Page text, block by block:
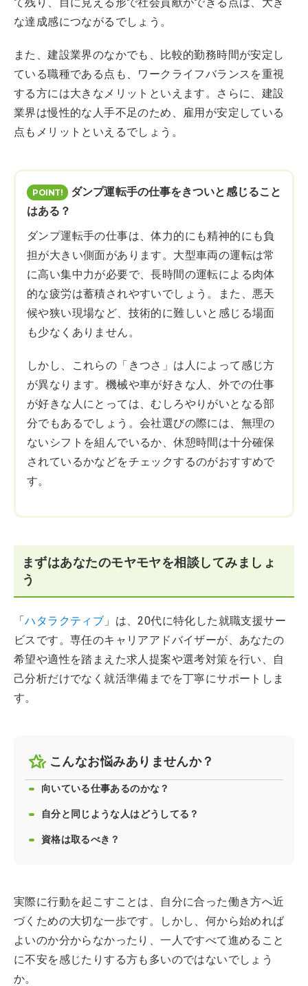
な達成感につながるでしょう。
また、建設業界のなかでも、比較的勤務時間が安定し
ている職種である点も、ワークライフバランスを重視
する方には大きなメリットといえます。さらに、建設
業界は慢性的な人手不足のため、雇用が安定している
点もメリットといえるでしょう。
ダンプ運転手の仕事をきついと感じること
はある？
ダンプ運転手の仕事は、体力的にも精神的にも負
担が大きい側面があります。大型車両の運転は常
に高い集中力が必要で、長時間の運転による肉体
的な疲労は蓄積されやすいでしょう。また、悪天
候や狭い現場など、技術的に難しいと感じる場面
も少なくありません。
しかし、これらの「きつさ」は人によって感じ方
が異なります。機械や車が好きな人、外での仕事
が好きな人にとっては、むしろやりがいとなる部
分でもあるでしょう。会社選びの際には、無理の
ないシフトを組んでいるか、休憩時間は十分確保
されているかなどをチェックするのがおすすめで
す。
まずはあなたのモヤモヤを相談してみましょ
う
「ハタラクティブ 」は、20代に特化した就職支援サー
ビスです。専任のキャリアアドバイザーが、あなたの
希望や適性を踏まえた求人提案や選考対策を行い、自
己分析だけでなく就活準備までを丁寧にサポートしま
す。
こんなお悩みありませんか？
向いている仕事あるのかな？
自分と同じような人はどうしてる？
資格は取るべき？
実際に行動を起こすことは、自分に合った働き方へ近
づくための大切な一歩です。しかし、何から始めれば
よいのか分からなかったり、一人ですべて進めること
に不安を感じたりする方も多いのではないでしょう
か。